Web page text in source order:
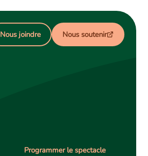
Nous joindre Nous soutenir
Programmer le spectacle